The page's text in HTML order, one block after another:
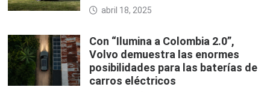
abril 18, 2025
Con “Ilumina a Colombia 2.0”,
Volvo demuestra las enormes
posibilidades para las baterías de
carros eléctricos